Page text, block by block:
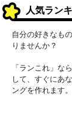
人気ラン
自分の好きなも
りませんか？
「ランこれ」な
して、すぐにあ
ングを作れます。